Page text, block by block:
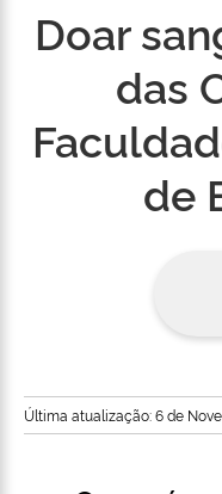
Doar
das
de
Última atualização: 6 de